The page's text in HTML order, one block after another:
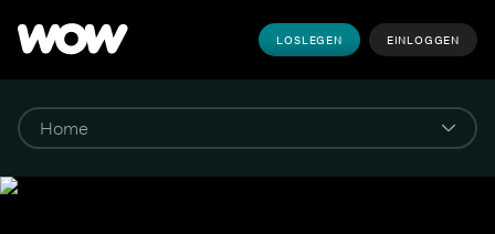
LOSLEGEN EINLOGGEN